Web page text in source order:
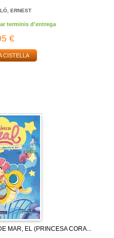
ERNEST
terminis d'entrega
€
CISTELLA
MAR, EL (PRINCESA CORA...